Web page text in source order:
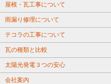
屋根・瓦工事について
雨漏り修理について
テコラの工事について
瓦の種類と比較
太陽光発電３つの安心
会社案内